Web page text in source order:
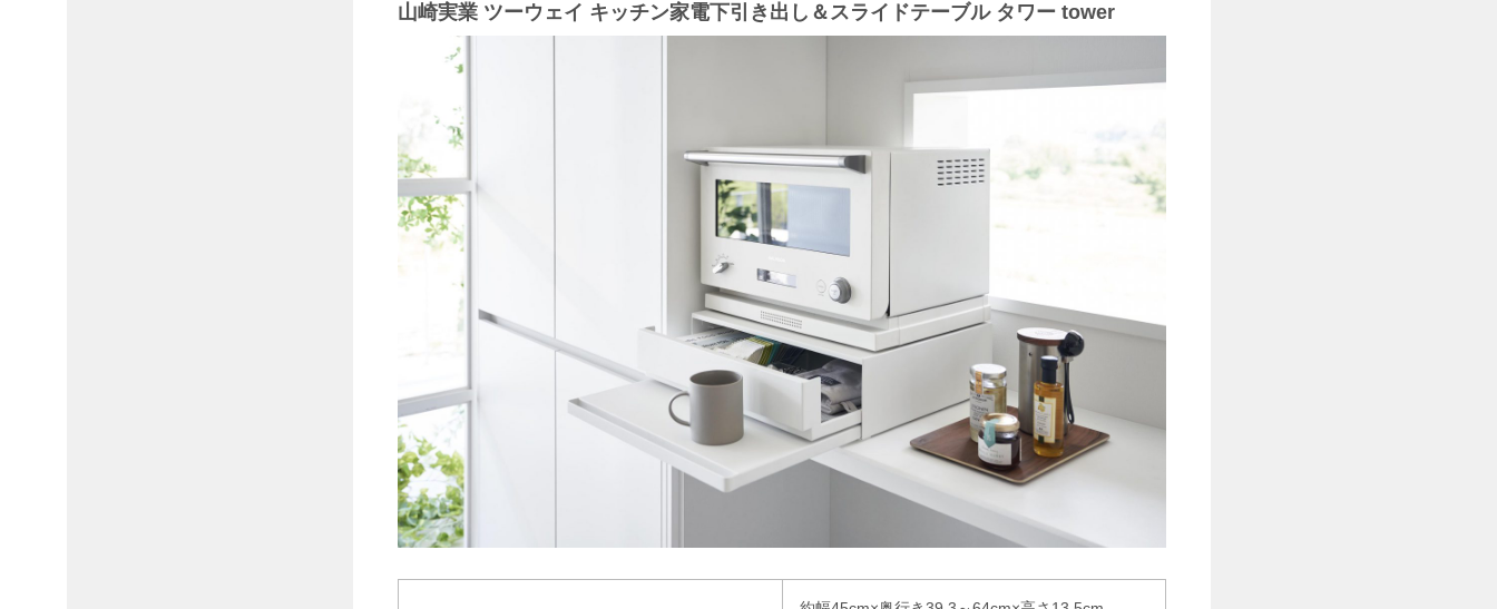
山崎実業 ツーウェイ キッチン家電下引き出し＆スライドテーブル タワー tower